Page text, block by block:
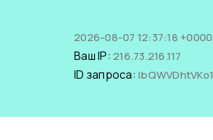
2026-08-07 12:37:18 +0000
Ваш IP: 216.73.216.117
ID запроса: IbQWVDhtVKo1